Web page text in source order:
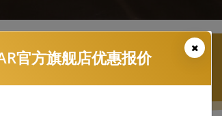
保护膜报价查询结果
官方旗舰店优惠报价